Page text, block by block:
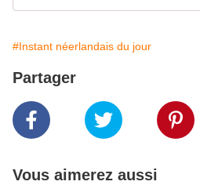
#Instant néerlandais du jour
Partager
Vous aimerez aussi